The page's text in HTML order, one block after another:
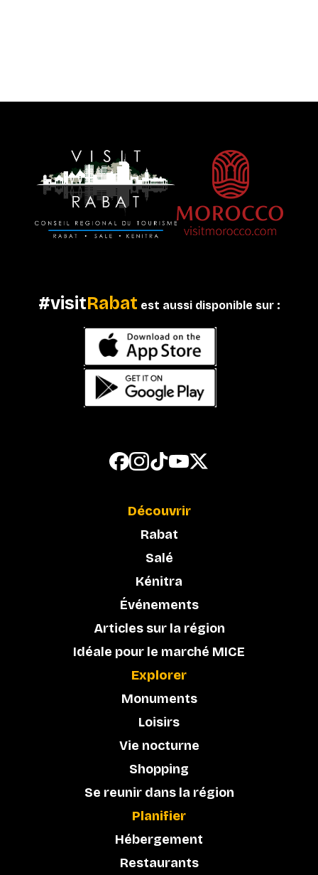
#visitRabat est aussi disponible sur :
Découvrir
Rabat
Salé
Kénitra
Événements
Articles sur la région
Idéale pour le marché MICE
Explorer
Monuments
Loisirs
Vie nocturne
Shopping
Se reunir dans la région
Planifier
Hébergement
Restaurants